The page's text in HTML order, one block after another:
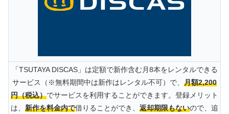
「TSUTAYA DISCAS」は定額で新作含む月8本をレンタルできる
サービス（※無料期間中は新作はレンタル不可）で、 月額2,200
円（税込）でサービスを利用することができます。登録メリット
は、 新作を料金内で借りることができ、 返却期限もないので、追